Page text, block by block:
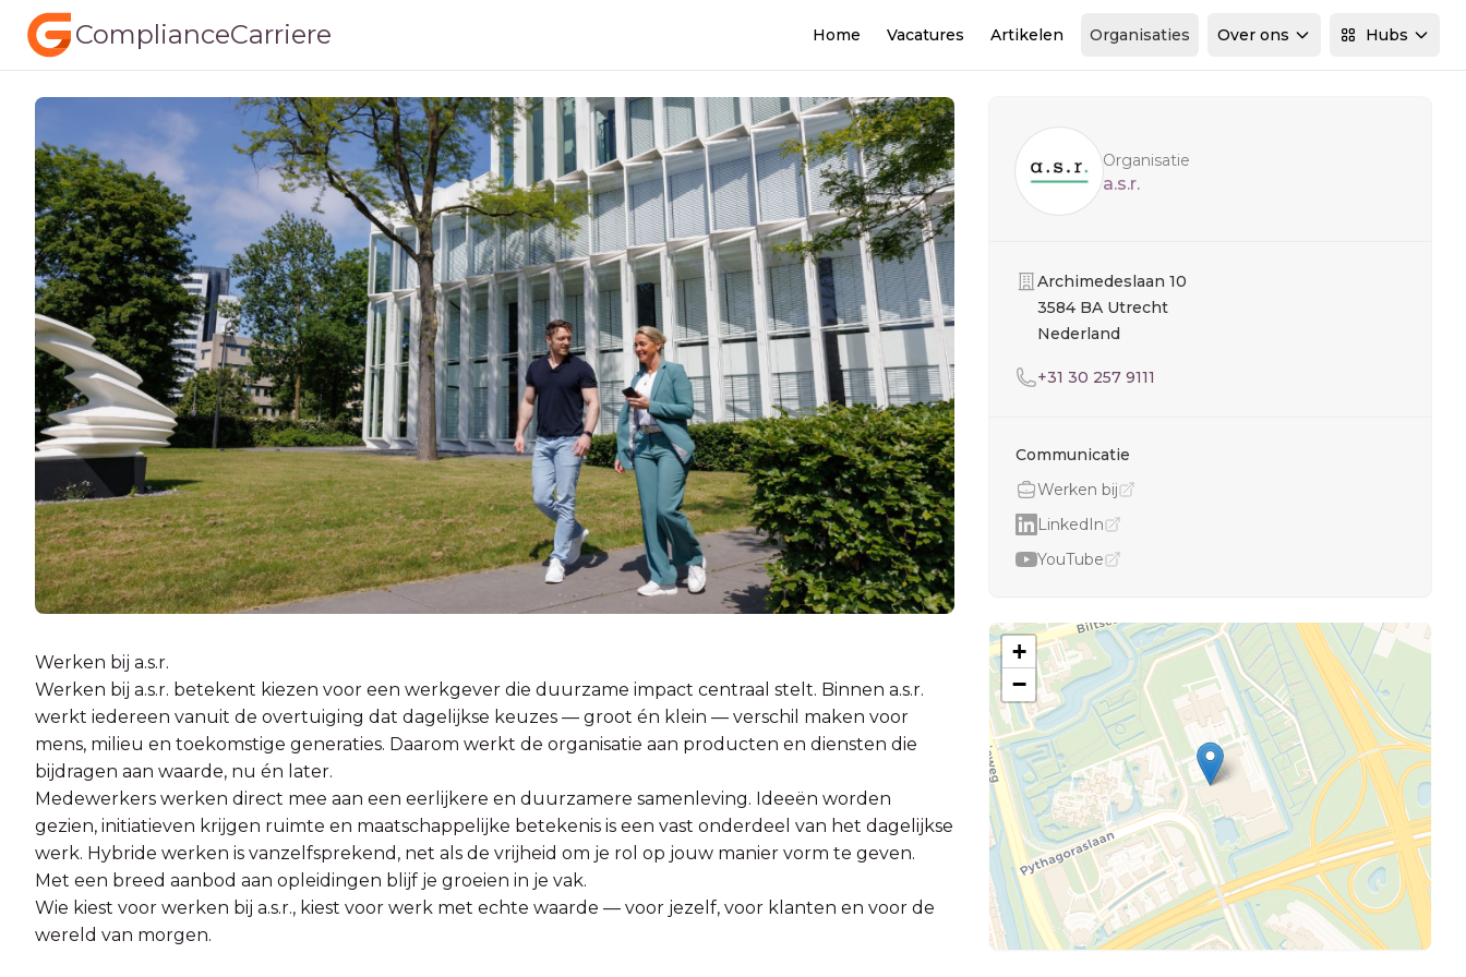
ComplianceCarriere Home Vacatures Artikelen Organisaties Over ons Hubs
Werken bij a.s.r.
Werken bij a.s.r. betekent kiezen voor een werkgever die duurzame impact centraal stelt. Binnen a.s.r.
werkt iedereen vanuit de overtuiging dat dagelijkse keuzes — groot én klein — verschil maken voor
mens, milieu en toekomstige generaties. Daarom werkt de organisatie aan producten en diensten die
bijdragen aan waarde, nu én later.
Medewerkers werken direct mee aan een eerlijkere en duurzamere samenleving. Ideeën worden
gezien, initiatieven krijgen ruimte en maatschappelijke betekenis is een vast onderdeel van het dagelijkse
werk. Hybride werken is vanzelfsprekend, net als de vrijheid om je rol op jouw manier vorm te geven.
Met een breed aanbod aan opleidingen blijf je groeien in je vak.
Wie kiest voor werken bij a.s.r., kiest voor werk met echte waarde — voor jezelf, voor klanten en voor de
wereld van morgen.
Organisatie
a.s.r.
Organisatie
Archimedeslaan 10
3584 BA Utrecht
Nederland
Telefoon
+31 30 257 9111
Communicatie
Werken bij
LinkedIn
YouTube
+
−